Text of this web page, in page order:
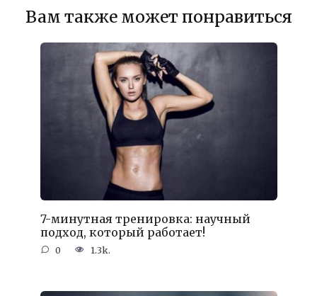
Вам также может понравиться
7-минутная тренировка: научный
подход, который работает!
0 1.3k.